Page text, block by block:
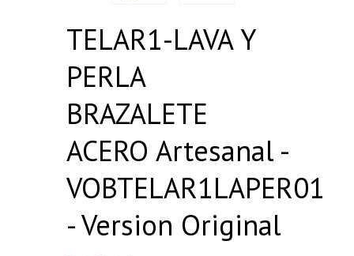
TELAR1-LAVA Y
PERLA
BRAZALETE
ACERO Artesanal -
VOBTELAR1LAPER01
- Version Original